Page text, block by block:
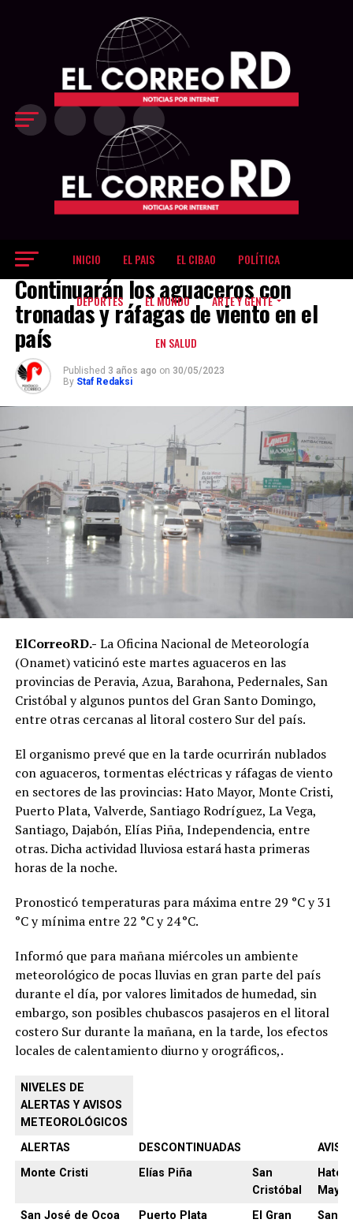
INICIO EL PAIS EL CIBAO POLÍTICA
DEPORTES EL MUNDO ARTE Y GENTE
EN SALUD
EL PAIS
Continuarán los aguaceros con
tronadas y ráfagas de viento en el
país
Published 3 años ago on 30/05/2023
By Staf Redaksi
ElCorreoRD.- La Oficina Nacional de Meteorología
(Onamet) vaticinó este martes aguaceros en las
provincias de Peravia, Azua, Barahona, Pedernales, San
Cristóbal y algunos puntos del Gran Santo Domingo,
entre otras cercanas al litoral costero Sur del país.
El organismo prevé que en la tarde ocurrirán nublados
con aguaceros, tormentas eléctricas y ráfagas de viento
en sectores de las provincias: Hato Mayor, Monte Cristi,
Puerto Plata, Valverde, Santiago Rodríguez, La Vega,
Santiago, Dajabón, Elías Piña, Independencia, entre
otras. Dicha actividad lluviosa estará hasta primeras
horas de la noche.
Pronosticó temperaturas para máxima entre 29 °C y 31
°C y mínima entre 22 °C y 24 °C.
Informó que para mañana miércoles un ambiente
meteorológico de pocas lluvias en gran parte del país
durante el día, por valores limitados de humedad, sin
embargo, son posibles chubascos pasajeros en el litoral
costero Sur durante la mañana, en la tarde, los efectos
locales de calentamiento diurno y orográficos,.
NIVELES DE
ALERTAS Y AVISOS
METEOROLÓGICOS
ALERTAS
DESCONTINUADAS
Monte Cristi
Elías Piña
San
Cristóbal
Hato
Mayor
San José de Ocoa
Puerto Plata
El Gran
San
Exit mobile version